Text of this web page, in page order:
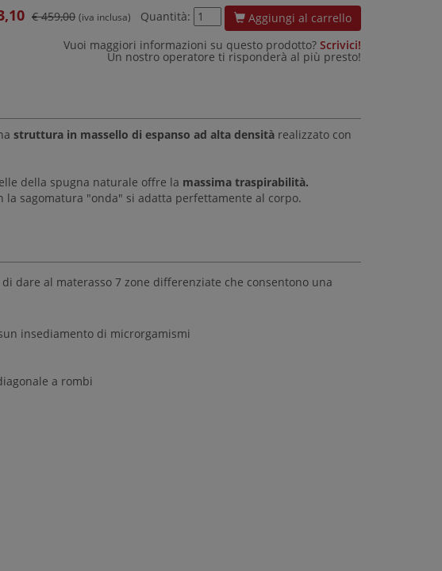
€ 459,00 (iva inclusa) Quantità:
Aggiungi al carrello
Vuoi maggiori informazioni su questo prodotto? Scrivici!
Un nostro operatore ti risponderà al più presto!
struttura in massello di espanso ad alta densitàrealizzato con
della spugna naturale offre la massima traspirabilità.
la sagomatura "onda" si adatta perfettamente al corpo.
dare al materasso 7 zone differenziate che consentono una
insediamento di microrgamismi
a rombi